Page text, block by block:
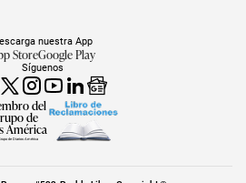
Síguenos
nuestra App
StoreGoogle Play
de Diarios América